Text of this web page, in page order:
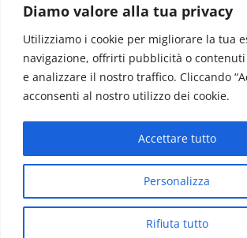
Diamo valore alla tua privacy
Utilizziamo i cookie per migliorare la tua
navigazione, offrirti pubblicità o
e analizzare il nostro traffico. Cliccando
acconsenti al nostro utilizzo dei cookie.
Personalizza
Rifiuta tutto
Accettare tutto
CONTATTI.
Redazione:
Direttore:
Info & Commerciale:
Home News Vivere la città
Il Blog del Direttore
Copyright © All rights reserved.